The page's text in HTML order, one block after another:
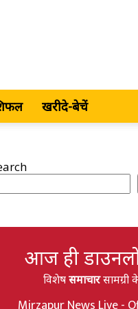
खरीदे-बेचें
आज ही
विशेषसमाचारसामग्री